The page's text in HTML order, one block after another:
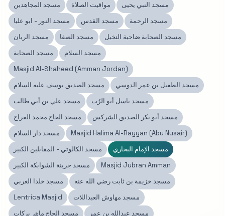
مسجد المجاهدين
مواقيت الصلاة
مسجد النبي يحيى
مسجد النور - ابو عليا
مسجد القدس
مسجد الرحمة
مسجد الريان
مسجد الصفا
مسجد الصحابة ضاحية النخيل
مسجد الصحابة
مسجد السلام
Masjid Al-Shaheed (Amman Jordan)
مسجد الصديق يوسف عليه السلام
مسجد الطفيل بن عمر الدوسي
مسجد علي بن أبي طالب
مسجد باسل أبو الرُب
مسجد الحاج محمد الفراج
مسجد أبو بكر الصديق الشركس
مسجد دار السلام
Masjid Halima Al-Rayyan (Abu Nusair)
مسجد الكالوتي - المقابلين الكبير
مسجد الإمام البخاري
مسجد جرينة الشوابكة الكبير
Masjid Jubran Amman
مسجد خلدا الغربي
مسجد خزيمة بن ثابت رضي الله عنه
Lentrica Masjid
مسجد مهاوش العبداللات
مسجد الحاج ماهر بركات
مسجد عبدالله بن عمر